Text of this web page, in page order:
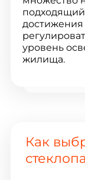
достижения
уровень
жилища.
Как